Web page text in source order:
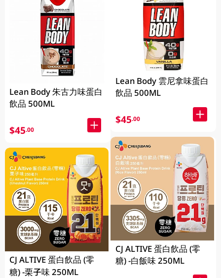
Lean Body 朱古力味蛋白
飲品 500ML
$45.00
CJ ALTIVE 蛋白飲品 (零
糖) -栗子味 250ML
Lean Body 雲尼拿味蛋白
飲品 500ML
$45.00
CJ ALTIVE 蛋白飲品 (零
糖) -白飯味 250ML